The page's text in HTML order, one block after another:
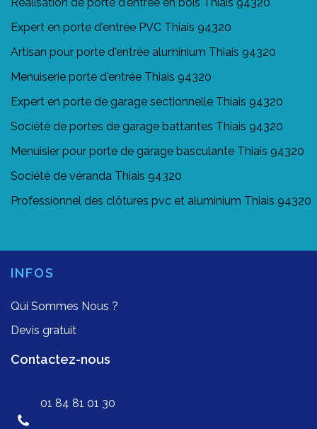
Expert en porte d'entrée PVC Thiais 94320
Artisan pour porte d'entrée aluminium Thiais 94320
Menuiserie porte d'entrée Thiais 94320
Expert en porte de garage sectionnelle Thiais 94320
Société de portes de garage battantes Thiais 94320
Menuisier pour porte de garage basculante Thiais 94320
Société de véranda Thiais 94320
Professionnel des clôtures pvc et aluminium Thiais 94320
INFOS
Qui Sommes Nous ?
Devis gratuit
Contactez-nous
01 84 81 01 30